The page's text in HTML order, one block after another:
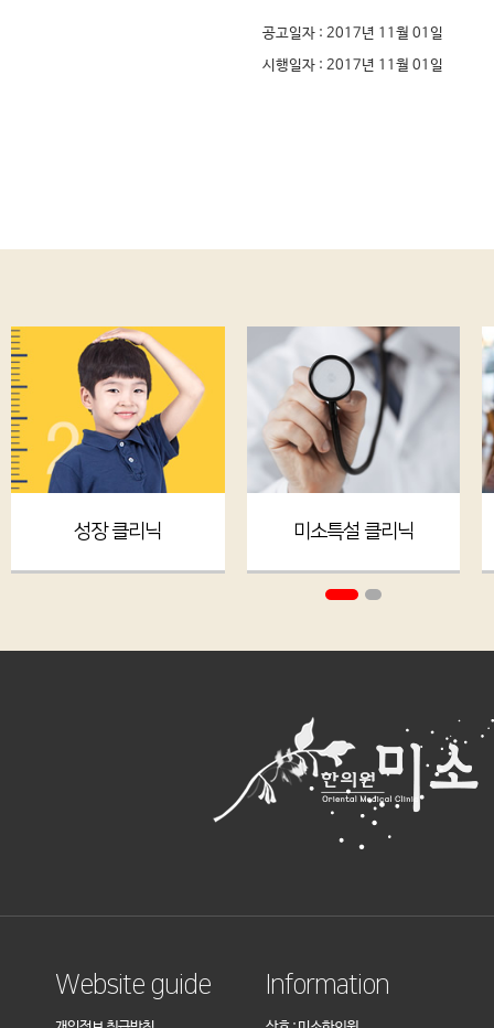
공고일자 : 2017년 11월 01일
시행일자 : 2017년 11월 01일
성장 클리닉 미소특설 클리닉
Website guide Information